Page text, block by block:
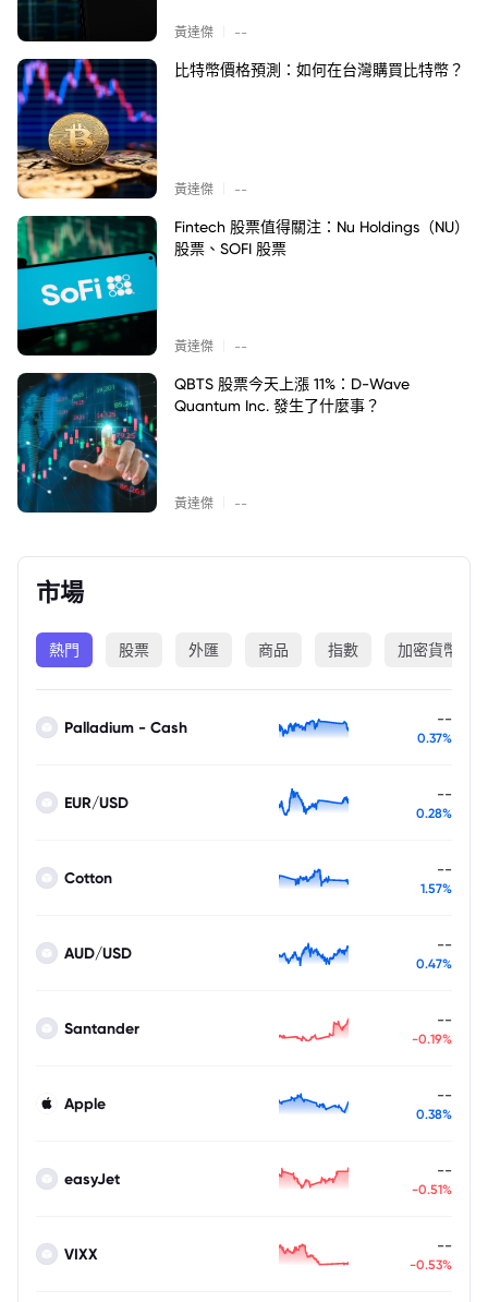
黃達傑 --
比特幣價格預測：如何在台灣購買比特幣？
黃達傑 --
Fintech 股票值得關注：Nu Holdings（NU）
股票、SOFI 股票
黃達傑 --
QBTS 股票今天上漲 11%：D-Wave
Quantum Inc. 發生了什麼事？
黃達傑 --
市場
熱門 股票 外匯 商品 指數 加密貨幣
Palladium - Cash --
0.37%
EUR/USD --
0.28%
Cotton --
1.57%
AUD/USD --
0.47%
Santander --
-0.19%
Apple --
0.38%
easyJet --
-0.51%
VIXX --
-0.53%